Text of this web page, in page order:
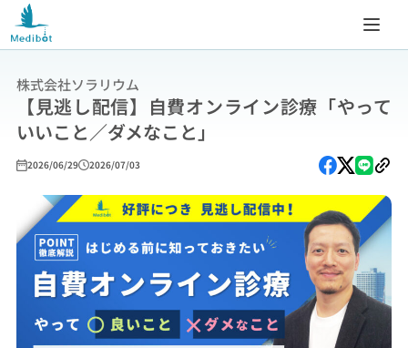
株式会社ソラリウム
【見逃し配信】自費オンライン診療「やって
いいこと／ダメなこと」
2026/06/29 2026/07/03